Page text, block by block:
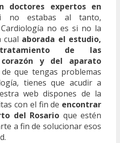
doctores expertos en
estabas al tanto,
no es si no la
cual aborada el estudio,
de las
y del aparato
que tengas problemas
tienes que acudir a
web dispones de la
con el fin de encontrar
del Rosario que estén
a fin de solucionar esos